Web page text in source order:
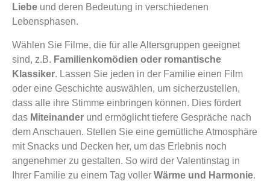
Liebe und deren Bedeutung in verschiedenen
Lebensphasen.
Wählen Sie Filme, die für alle Altersgruppen geeignet
sind, z.B. Familienkomödien oder romantische
Klassiker. Lassen Sie jeden in der Familie einen Film
oder eine Geschichte auswählen, um sicherzustellen,
dass alle ihre Stimme einbringen können. Dies fördert
das Miteinander und ermöglicht tiefere Gespräche nach
dem Anschauen. Stellen Sie eine gemütliche Atmosphäre
mit Snacks und Decken her, um das Erlebnis noch
angenehmer zu gestalten. So wird der Valentinstag in
Ihrer Familie zu einem Tag voller Wärme und Harmonie.